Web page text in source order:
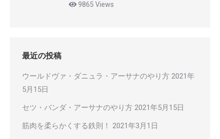
9865 Views
最近の投稿
ウールドヴァ・ダニュラ・アーサナのやり方 2021年
5月15日
セツ・バンダ・アーサナのやり方 2021年5月15日
筋肉を柔らかくする鉄則！ 2021年3月1日